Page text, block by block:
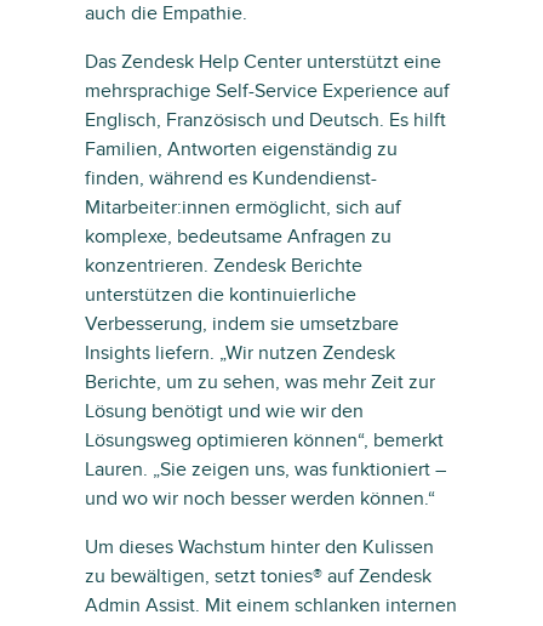
auch die Empathie.
Das Zendesk Help Center unterstützt eine
mehrsprachige Self-Service Experience auf
Englisch, Französisch und Deutsch. Es hilft
Familien, Antworten eigenständig zu
finden, während es Kundendienst-
Mitarbeiter:innen ermöglicht, sich auf
komplexe, bedeutsame Anfragen zu
konzentrieren. Zendesk Berichte
unterstützen die kontinuierliche
Verbesserung, indem sie umsetzbare
Insights liefern. „Wir nutzen Zendesk
Berichte, um zu sehen, was mehr Zeit zur
Lösung benötigt und wie wir den
Lösungsweg optimieren können“, bemerkt
Lauren. „Sie zeigen uns, was funktioniert –
und wo wir noch besser werden können.“
Um dieses Wachstum hinter den Kulissen
zu bewältigen, setzt tonies® auf Zendesk
Admin Assist. Mit einem schlanken internen